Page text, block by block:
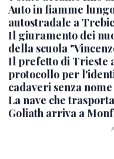
Auto in fiamme
autostradale a
Il giuramento dei
della scuola
Il prefetto di Trieste
protocollo per
cadaveri senza nome
La nave che
Goliath arriva a